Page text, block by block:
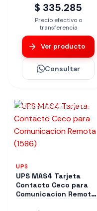
$ 335.285
Precio efectivo o
transferencia
Ver producto
Consultar
Disponible en 24/48hs
UPS
UPS MAS4 Tarjeta
Contacto Ceco para
Comunicacion Remota